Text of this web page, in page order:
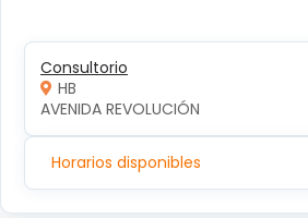
Consultorio
HB
AVENIDA REVOLUCIÓN
Horarios disponibles